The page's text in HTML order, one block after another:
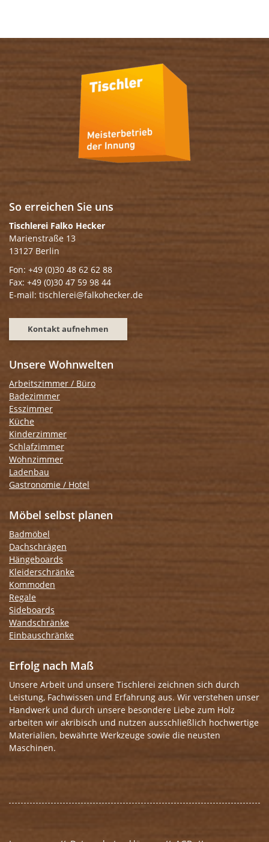
So erreichen Sie uns
Tischlerei Falko Hecker
Marienstraße 13
13127 Berlin
Fon: +49 (0)30 48 62 62 88
Fax: +49 (0)30 47 59 98 44
E-mail: tischlerei@falkohecker.de
Kontakt aufnehmen
Unsere Wohnwelten
Arbeitszimmer / Büro
Badezimmer
Esszimmer
Küche
Kinderzimmer
Schlafzimmer
Wohnzimmer
Ladenbau
Gastronomie / Hotel
Möbel selbst planen
Badmöbel
Dachschrägen
Hängeboards
Kleiderschränke
Kommoden
Regale
Sideboards
Wandschränke
Einbauschränke
Erfolg nach Maß
Unsere Arbeit und unsere Tischlerei zeichnen sich durch
Leistung, Fachwissen und Erfahrung aus. Wir verstehen unser
Handwerk und durch unsere besondere Liebe zum Holz
arbeiten wir akribisch und nutzen ausschließlich hochwertige
Materialien, bewährte Werkzeuge sowie die neusten
Maschinen.